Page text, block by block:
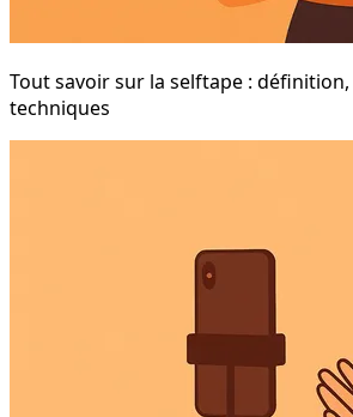
Tout savoir sur la selftape :
techniques